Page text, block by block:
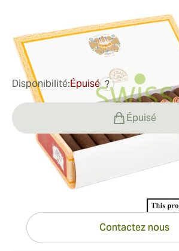
0Commentaires
102,03 €
Disponibilité:Épuisé ?
Épuisé
Vous avez des questions ?
Contactez nous